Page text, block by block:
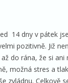
14 dny v pátek
pozitivně. Již
do rána, že si
možná stres a
zvládnu. Celkově